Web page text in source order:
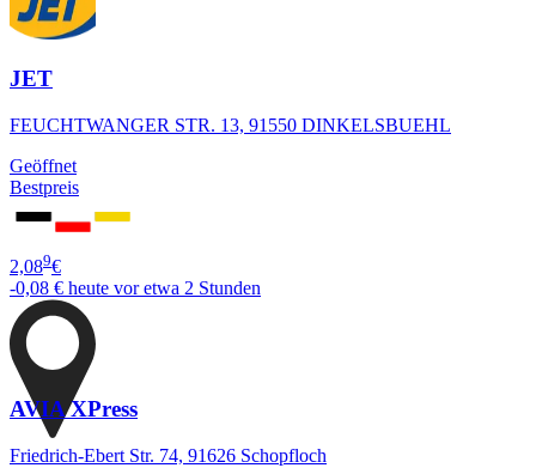
JET
FEUCHTWANGER STR. 13, 91550 DINKELSBUEHL
Geöffnet
Bestpreis
2,089€
-0,08 € heute vor etwa 2 Stunden
AVIA XPress
Friedrich-Ebert Str. 74, 91626 Schopfloch